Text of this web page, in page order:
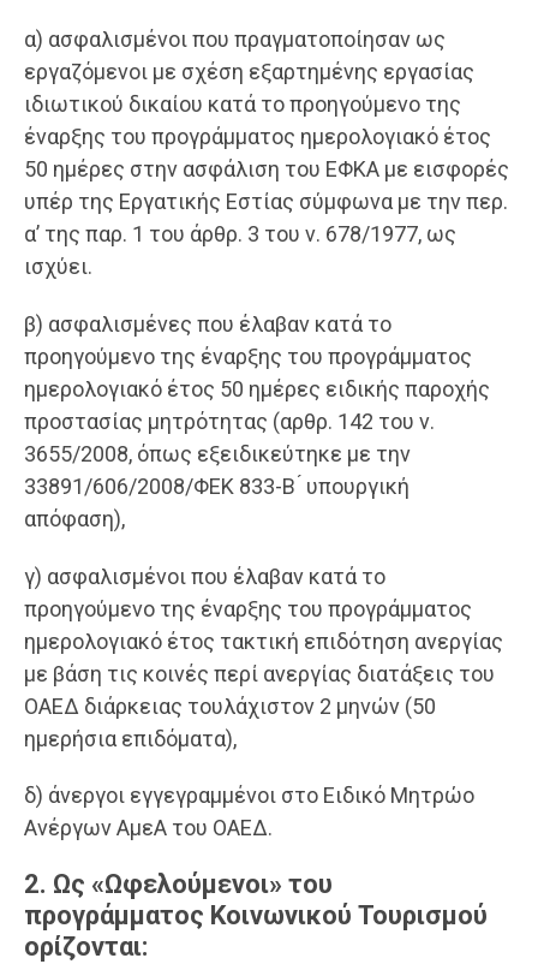
α) ασφαλισμένοι που πραγματοποίησαν ως
εργαζόμενοι με σχέση εξαρτημένης εργασίας
ιδιωτικού δικαίου κατά το προηγούμενο της
έναρξης του προγράμματος ημερολογιακό έτος
50 ημέρες στην ασφάλιση του ΕΦΚΑ με εισφορές
υπέρ της Εργατικής Εστίας σύμφωνα με την περ.
α’ της παρ. 1 του άρθρ. 3 του ν. 678/1977, ως
ισχύει.
β) ασφαλισμένες που έλαβαν κατά το
προηγούμενο της έναρξης του προγράμματος
ημερολογιακό έτος 50 ημέρες ειδικής παροχής
προστασίας μητρότητας (αρθρ. 142 του ν.
3655/2008, όπως εξειδικεύτηκε με την
33891/606/2008/ΦΕΚ 833-Β ́ υπουργική
απόφαση),
γ) ασφαλισμένοι που έλαβαν κατά το
προηγούμενο της έναρξης του προγράμματος
ημερολογιακό έτος τακτική επιδότηση ανεργίας
με βάση τις κοινές περί ανεργίας διατάξεις του
ΟΑΕΔ διάρκειας τουλάχιστον 2 μηνών (50
ημερήσια επιδόματα),
δ) άνεργοι εγγεγραμμένοι στο Ειδικό Μητρώο
Ανέργων ΑμεΑ του ΟΑΕΔ.
2. Ως «Ωφελούμενοι» του
προγράμματος Κοινωνικού Τουρισμού
ορίζονται: